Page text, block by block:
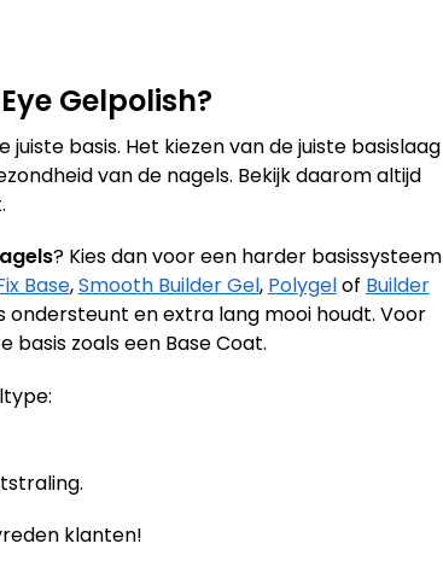
Gelpolish?
basis. Het kiezen van de juiste basislaag
van de nagels. Bekijk daarom altijd
? Kies dan voor een harder basissysteem
Base,Smooth Builder Gel, Polygelof Builder
en extra lang mooi houdt. Voor
zoals een Base Coat.
klanten!